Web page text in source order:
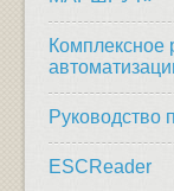
Комплексное
Руководство
ESCReader